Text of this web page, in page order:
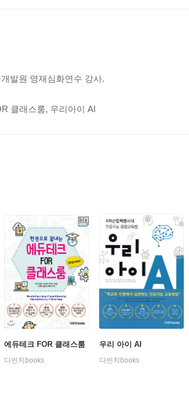
발원 영재심화연수 강사.
클래스룸, 우리아이 AI
에듀테크 FOR 클래스룸
다빈치books
우리 아이 AI
다빈치books